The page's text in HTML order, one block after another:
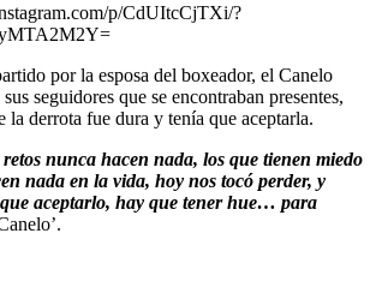
p/CdUItcCjTXi/?
por la esposa del boxeador, el Canelo
seguidores que se encontraban presentes,
la derrota fue dura y tenía que aceptarla.
nunca hacen nada, los que tienen miedo
nada en la vida, hoy nos tocó perder, y
aceptarlo, hay que tener hue… para